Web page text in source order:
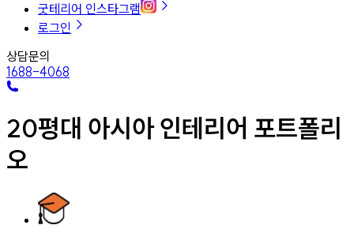
굿테리어 인스타그램
로그인
상담문의
1688-4068
20평대 아시아 인테리어 포트폴리
오